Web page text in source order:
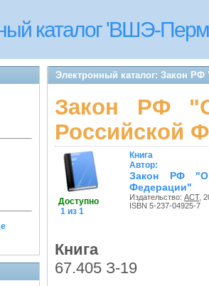
каталог 'ВШЭ-
Электронный каталог: Закон
Закон РФ "О
Российской
Доступно
1 из 1
Книга
Автор:
Закон РФ "О
Федерации"
Издательство: АСТ,
ISBN 5-237-04925-7
Книга
67.405 З-19